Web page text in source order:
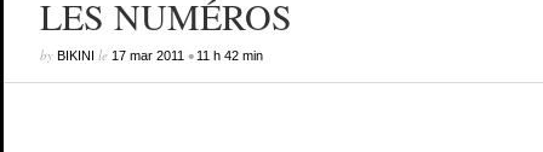
LES NUMÉROS
by BIKINI le 17 mar 2011• 11 h 42 min